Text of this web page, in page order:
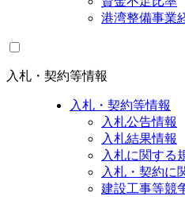
港湾整備事業
入札・契約等情報
入札・契約等情報
入札公告情報
入札結果情報
入札に関する
入札・契約に
建設工事等競